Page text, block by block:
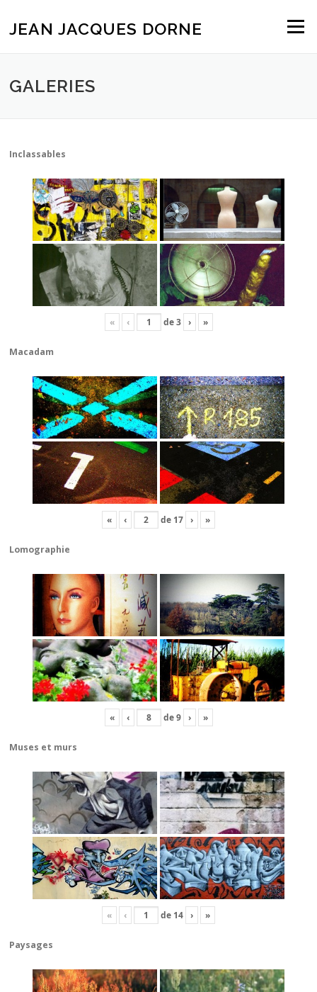
contenu
JEAN JACQUES DORNE Menu
GALERIES
Inclassables
« ‹ de3 › »
Macadam
« ‹ de 17 › »
Lomographie
« ‹ de9 › »
Muses et murs
« ‹ de 14 › »
Paysages